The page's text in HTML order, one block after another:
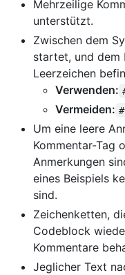
Mehrzeilige
unterstützt.
Zwischen dem
startet, und dem
Leerzeichen
Verwenden:
Vermeiden:
Um eine leere
Kommentar-Tag
Anmerkungen
eines Beispiels
sind.
Zeichenketten,
Codeblock
Kommentare
Jeglicher Text